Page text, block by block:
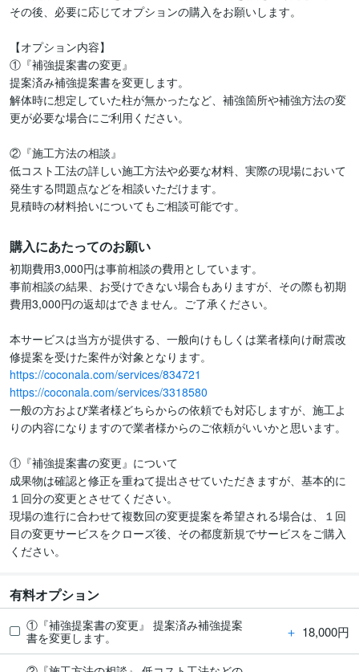
その後、必要に応じてオプションの購入をお願いします。
【オプション内容】
①『補強提案書の変更』
提案済み補強提案書を変更します。
解体時に想定していた柱が無かったなど、補強箇所や補強方法の変
更が必要な場合にご利用ください。
②『施工方法の相談』
低コスト工法の詳しい施工方法や必要な材料、実際の現場において
発生する問題点などを相談いただけます。
見積時の材料拾いについてもご相談可能です。
購入にあたってのお願い
初期費用3,000円は事前相談の費用としています。
事前相談の結果、お受けできない場合もありますが、その際も初期
費用3,000円の返却はできません。ご了承ください。
本サービスは当方が提供する、一般向けもしくは業者様向け耐震改
https://coconala.com/services/834721
https://coconala.com/services/3318580
一般の方および業者様どちらからの依頼でも対応しますが、施工よ
りの内容になりますので業者様からのご依頼がいいかと思います。
①『補強提案書の変更』について
成果物は確認と修正を重ねて提出させていただきますが、基本的に
１回分の変更とさせてください。
現場の進行に合わせて複数回の変更提案を希望される場合は、１回
目の変更サービスをクローズ後、その都度新規でサービスをご購入
ください。
有料オプション
①『補強提案書の変更』 提案済み補強提案
書を変更します。
＋ 18,000円